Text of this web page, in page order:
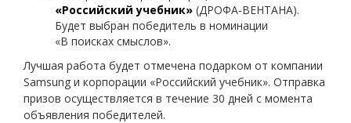
«Российский учебник» (ДРОФА‑ВЕНТАНА).
Будет выбран победитель в номинации
«В поисках смыслов».
Лучшая работа будет отмечена подарком от компании
Samsung и корпорации «Российский учебник». Отправка
призов осуществляется в течение 30 дней с момента
объявления победителей.